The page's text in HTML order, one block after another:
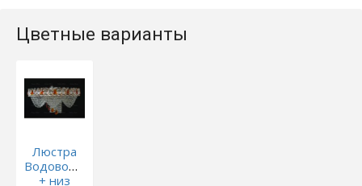
Цветные варианты
Люстра
Водоворот
+ низ